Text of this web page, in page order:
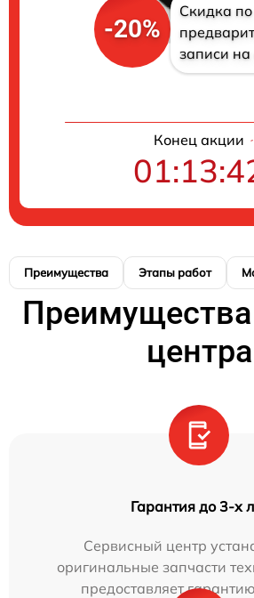
-20%
Скидка по
записи на
Конец акции
Преимущества Этапы работ
центра
Гарантия до 3-х
Сервисный центр
оригинальные запчасти
предоставляет